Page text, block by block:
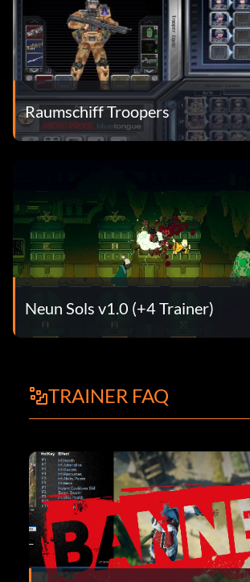
Raumschiff Troopers
Neun Sols v1.0 (+4 Trainer)
TRAINER FAQ